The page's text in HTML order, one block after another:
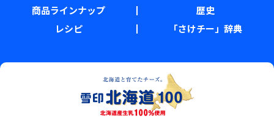
商品ラインナップ
歴史
レシピ
「さけチー」辞典